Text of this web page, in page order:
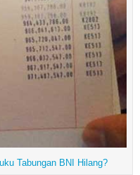
Tabungan BNI Hilang?